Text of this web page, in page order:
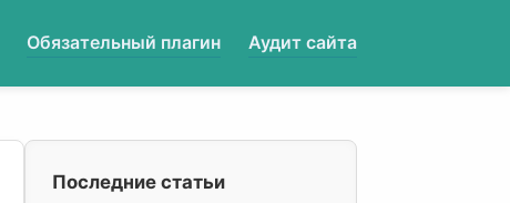
Обязательный плагин Аудит сайта
Последние статьи